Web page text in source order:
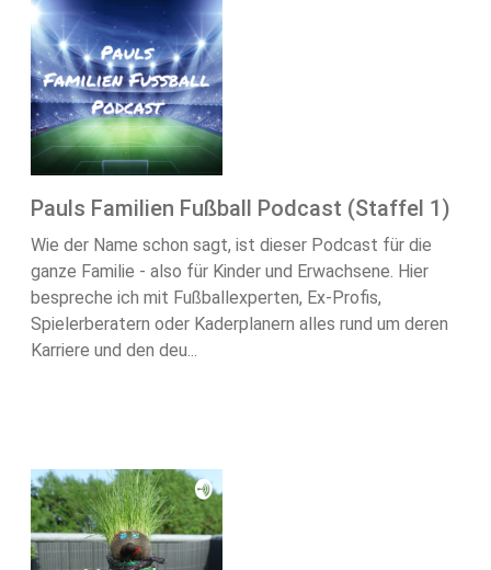
Pauls Familien Fußball Podcast (Staffel 1)
Wie der Name schon sagt, ist dieser Podcast für die
ganze Familie - also für Kinder und Erwachsene. Hier
bespreche ich mit Fußballexperten, Ex-Profis,
Spielerberatern oder Kaderplanern alles rund um deren
Karriere und den deu...